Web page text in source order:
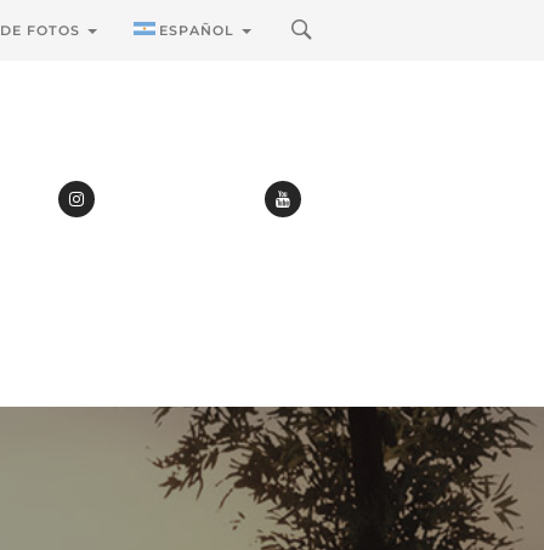
FOTOS ESPAÑOL